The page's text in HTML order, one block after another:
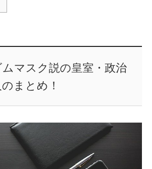
マスク説の皇室・政治
まとめ！